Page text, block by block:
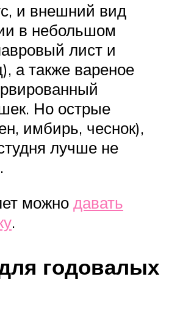
и внешний вид
в небольшом
лист и
а также вареное
Но острые
имбирь, чеснок),
лучше не
можно давать
.
годовалых